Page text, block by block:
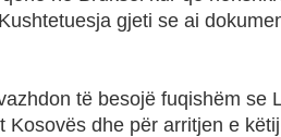
gjeti se ai
të besojë fuqishëm se
Kosovës dhe për arritjen e